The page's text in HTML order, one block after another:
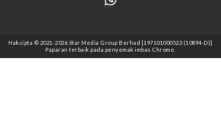
Hakcipta © 2021 -2026 Star Media Group Berhad [197101000523 (10894-D)]
Paparan terbaik pada penyemak imbas Chrome.